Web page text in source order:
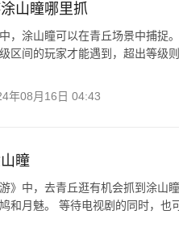
山瞳哪里抓
，涂山瞳可以在青丘场景中捕捉
区间的玩家才能遇到，超出等级
年08月16日 04:43
瞳
》中，去青丘逛有机会抓到涂山
和月魅。 等待电视剧的同时，